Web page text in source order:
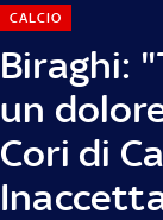
Biraghi:
un
Cori di
CALCIO